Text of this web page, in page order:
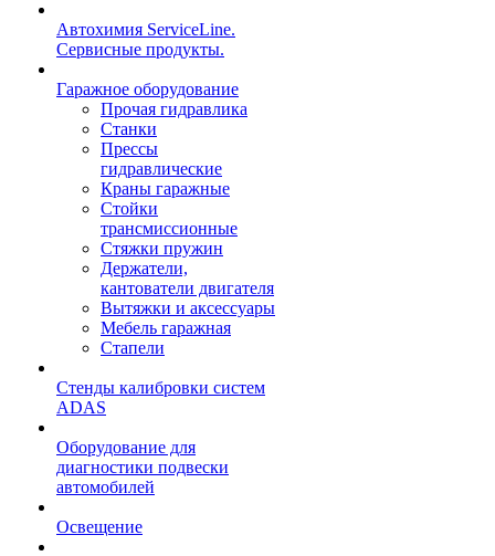
Автохимия ServiceLine.
Сервисные продукты.
Гаражное оборудование
Прочая гидравлика
Станки
Прессы
гидравлические
Краны гаражные
Стойки
трансмиссионные
Стяжки пружин
Держатели,
кантователи двигателя
Вытяжки и аксессуары
Мебель гаражная
Стапели
Стенды калибровки систем
ADAS
Оборудование для
диагностики подвески
автомобилей
Освещение